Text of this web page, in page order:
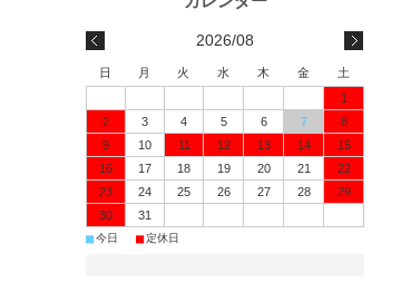
2026/08
日 月 火 水 木 金
土
1
2
3 4 5 6 7
8
9
10 11 12 13 14
15
16
17 18 19 20 21
22
23
24 25 26 27 28
29
30
31
■今日 ■定休日